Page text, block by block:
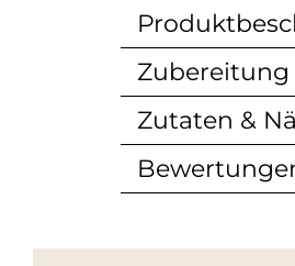
Zubereitung
Zutaten &